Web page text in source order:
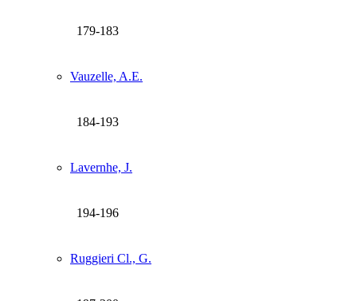
179-183
Vauzelle, A.E.
184-193
Lavernhe, J.
194-196
Ruggieri Cl., G.